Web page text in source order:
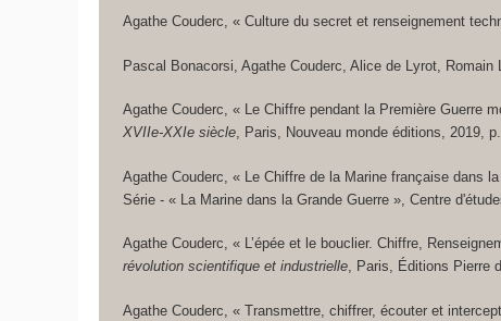
Agathe Couderc, « Culture du secret et renseignement
Pascal Bonacorsi, Agathe Couderc, Alice de Lyrot,
Agathe Couderc, « Le Chiffre pendant la Première Guerre
XVIIe-XXIe siècle, Paris, Nouveau monde éditions, 2019,
Agathe Couderc, « Le Chiffre de la Marine française dans
Série - « La Marine dans la Grande Guerre », Centre
Agathe Couderc, « L’épée et le bouclier. Chiffre,
révolution scientifique et industrielle, Paris, Éditions Pierre
Agathe Couderc, « Transmettre, chiffrer, écouter et